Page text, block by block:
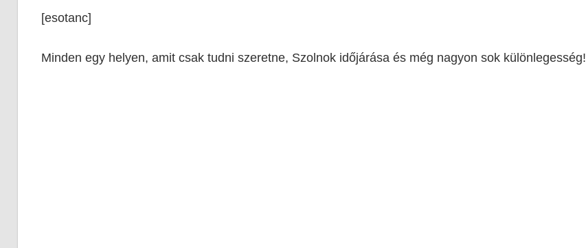
[esotanc]
Minden egy helyen, amit csak tudni szeretne, Szolnok időjárása és még nagyon sok különlegesség!